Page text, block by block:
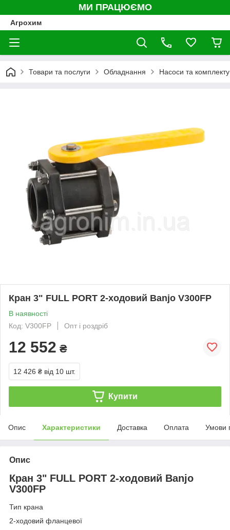
МИ ПРАЦЮЄМО
Агрохим
Товари та послуги Обладнання Насоси та
Кран 3" FULL PORT 2-ходовий Banjo V300FP
В наявності
Код: V300FP
Опт і роздріб
12 552 ₴
12 426 ₴ від 10 шт.
Купити
Опис Характеристики Доставка Оплата Умови
Опис
Кран 3" FULL PORT 2-ходовий Banjo
V300FP
Тип крана
2-ходовий фланцевої